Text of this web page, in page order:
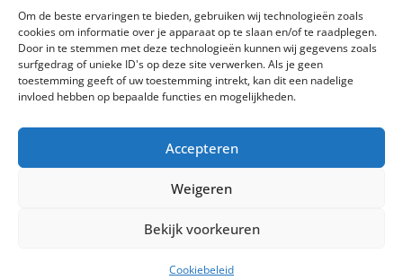
Om de beste ervaringen te bieden, gebruiken wij technologieën zoals
cookies om informatie over je apparaat op te slaan en/of te raadplegen.
Door in te stemmen met deze technologieën kunnen wij gegevens zoals
surfgedrag of unieke ID's op deze site verwerken. Als je geen
toestemming geeft of uw toestemming intrekt, kan dit een nadelige
invloed hebben op bepaalde functies en mogelijkheden.
Accepteren
Weigeren
Bekijk voorkeuren
Cookiebeleid
CONTACT
+31 61 94 34 615
info@oklegal.nl
Privacy policy
Sitemap
Duurzaam ontwikkeld door
& webdesign door